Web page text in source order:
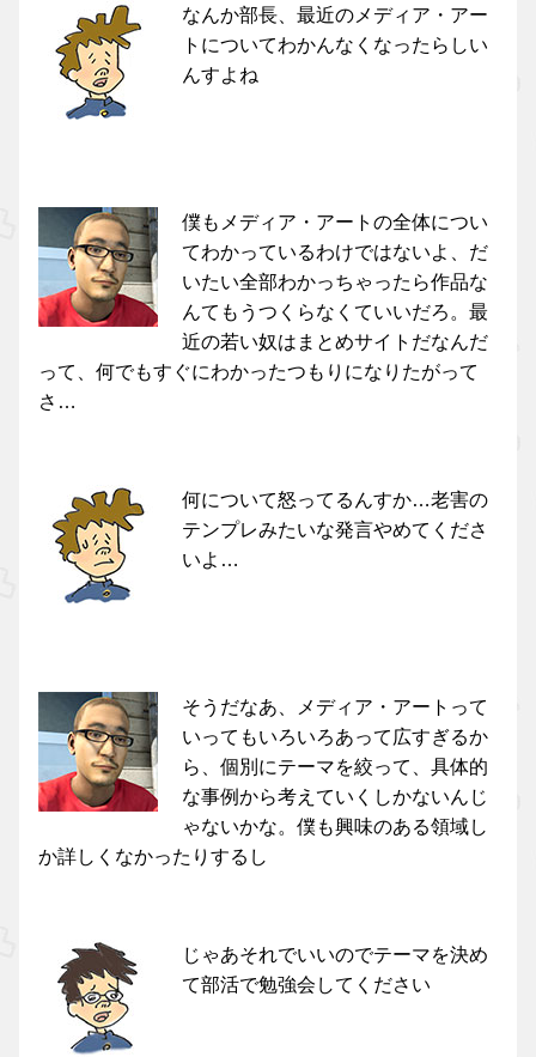
なんか部長、最近のメディア・アー
トについてわかんなくなったらしい
んすよね
僕もメディア・アートの全体につい
てわかっているわけではないよ、だ
いたい全部わかっちゃったら作品な
んてもうつくらなくていいだろ。最
近の若い奴はまとめサイトだなんだ
って、何でもすぐにわかったつもりになりたがって
さ…
何について怒ってるんすか…老害の
テンプレみたいな発言やめてくださ
いよ…
そうだなあ、メディア・アートって
いってもいろいろあって広すぎるか
ら、個別にテーマを絞って、具体的
な事例から考えていくしかないんじ
ゃないかな。僕も興味のある領域し
か詳しくなかったりするし
じゃあそれでいいのでテーマを決め
て部活で勉強会してください